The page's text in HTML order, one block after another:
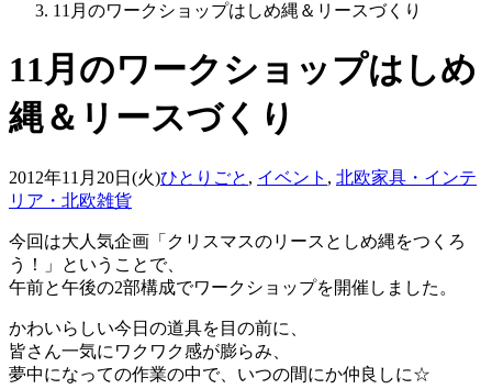
11月のワークショップはしめ縄＆リースづくり
11月のワークショップはしめ
縄＆リースづくり
2012年11月20日(火)ひとりごと , イベント , 北欧家具・インテ
リア・北欧雑貨
今回は大人気企画「クリスマスのリースとしめ縄をつくろ
う！」ということで、
午前と午後の2部構成でワークショップを開催しました。
かわいらしい今日の道具を目の前に、
皆さん一気にワクワク感が膨らみ、
夢中になっての作業の中で、いつの間にか仲良しに☆